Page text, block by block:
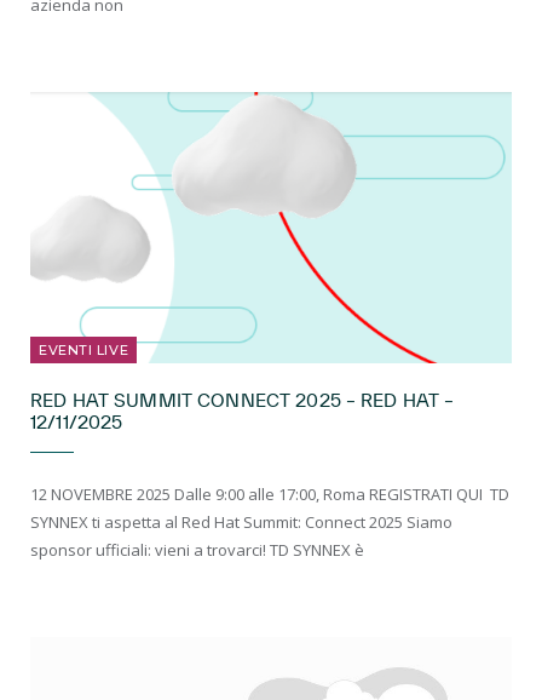
azienda non
EVENTI LIVE
RED HAT SUMMIT CONNECT 2025 – RED HAT –
12/11/2025
12 NOVEMBRE 2025 Dalle 9:00 alle 17:00, Roma REGISTRATI QUI ​ TD
SYNNEX ti aspetta al Red Hat Summit: Connect 2025 Siamo
sponsor ufficiali: vieni a trovarci! TD SYNNEX è